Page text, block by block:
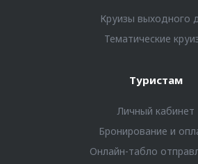
Круизы выходного
Тематические
Туристам
Личный кабинет
Бронирование и
Онлайн-табло